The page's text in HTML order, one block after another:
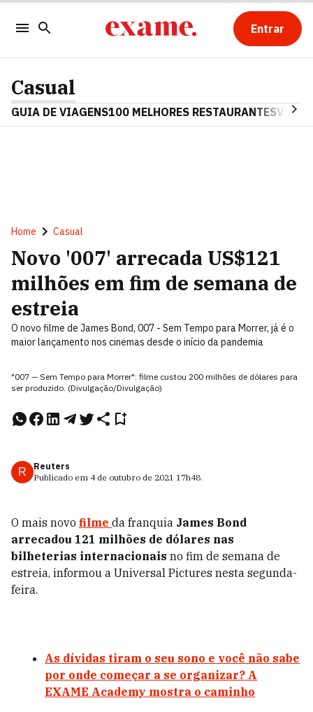
Entrar
Casual
GUIA DE VIAGENS100 MELHORES RESTAURANTES
Home Casual
Novo '007' arrecada US$121
milhões em fim de semana de
estreia
O novo filme de James Bond, 007 - Sem Tempo para Morrer, já é o
maior lançamento nos cinemas desde o início da pandemia
"007 — Sem Tempo para Morrer": filme custou 200 milhões de dólares para
ser produzido. (Divulgação/Divulgação)
R
Reuters
Publicado em 4 de outubro de 2021 17h48.
O mais novo filme da franquia James Bond
arrecadou 121 milhões de dólares nas
bilheterias internacionais no fim de semana de
estreia, informou a Universal Pictures nesta segunda-
feira.
As dívidas tiram o seu sono e você não sabe
por onde começar a se organizar? A
EXAME Academy mostra o caminho